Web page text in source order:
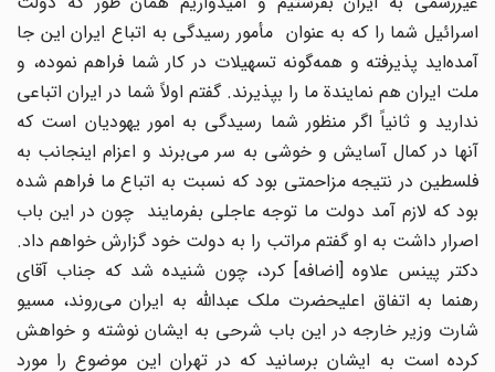
اسرائیل شما را که به عنوان مأمور رسیدگی به اتباع ایران این جا
آمده‌اید پذیرفته و همه‌گونه تسهیلات در کار شما فراهم نموده، و
ملت ایران هم نمایندة ما را بپذیرند. گفتم اولاً شما در ایران اتباعی
ندارید و ثانیاً اگر منظور شما رسیدگی به امور یهودیان است که
آنها در کمال آسایش و خوشی به سر می‌برند و اعزام اینجانب به
فلسطین در نتیجه مزاحمتی بود که نسبت به اتباع ما فراهم شده
بود که لازم آمد دولت ما توجه عاجلی بفرمایند چون در این باب
اصرار داشت به او گفتم مراتب را به دولت خود گزارش خواهم داد.
دکتر پینس علاوه [اضافه] کرد، چون شنیده شد که جناب آقای
رهنما به اتفاق اعلیحضرت ملک عبدالله به ایران می‌روند، مسیو
شارت وزیر خارجه در این باب شرحی به ایشان نوشته و خواهش
کرده است به ایشان برسانید که در تهران این موضوع را مورد